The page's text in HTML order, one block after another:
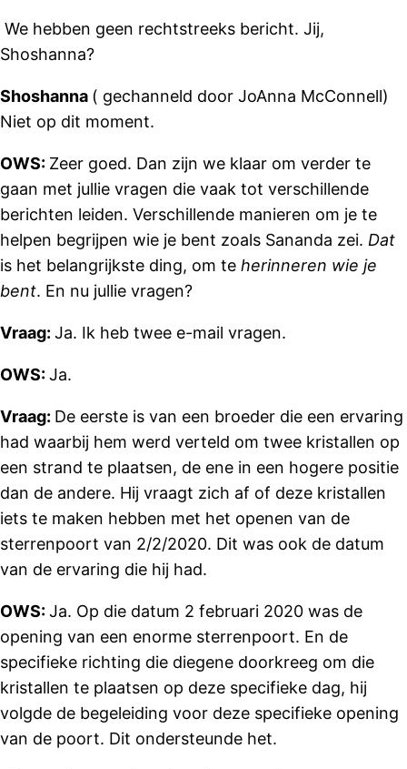
We hebben geen rechtstreeks bericht. Jij,
Shoshanna?
Shoshanna ( gechanneld door JoAnna McConnell)
Niet op dit moment.
OWS: Zeer goed. Dan zijn we klaar om verder te
gaan met jullie vragen die vaak tot verschillende
berichten leiden. Verschillende manieren om je te
helpen begrijpen wie je bent zoals Sananda zei. Dat
is het belangrijkste ding, om te herinneren wie je
bent. En nu jullie vragen?
Vraag: Ja. Ik heb twee e-mail vragen.
OWS:Ja.
Vraag: De eerste is van een broeder die een ervaring
had waarbij hem werd verteld om twee kristallen op
een strand te plaatsen, de ene in een hogere positie
dan de andere. Hij vraagt ​​zich af of deze kristallen
iets te maken hebben met het openen van de
sterrenpoort van 2/2/2020. Dit was ook de datum
van de ervaring die hij had.
OWS:Ja. Op die datum 2 februari 2020 was de
opening van een enorme sterrenpoort. En de
specifieke richting die diegene doorkreeg om die
kristallen te plaatsen op deze specifieke dag, hij
volgde de begeleiding voor deze specifieke opening
van de poort. Dit ondersteunde het.